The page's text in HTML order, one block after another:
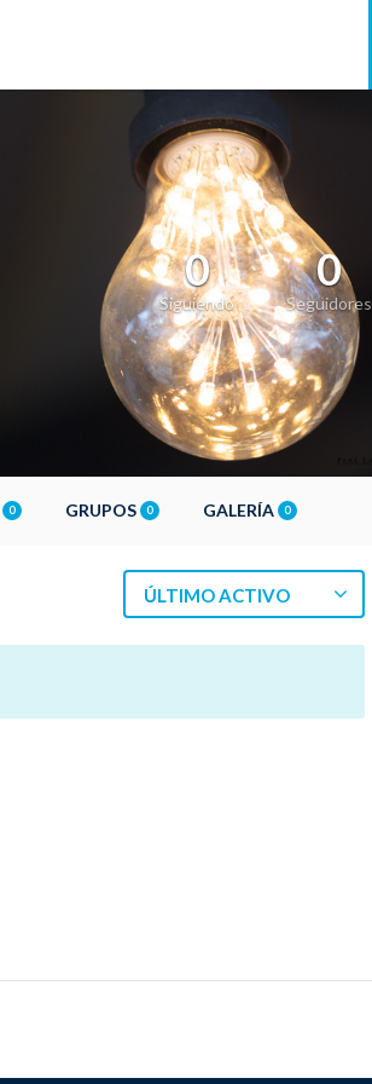
0
Siguiendo
0
Seguidores
0 GRUPOS 0 GALERÍA 0
ÚLTIMO ACTIVO